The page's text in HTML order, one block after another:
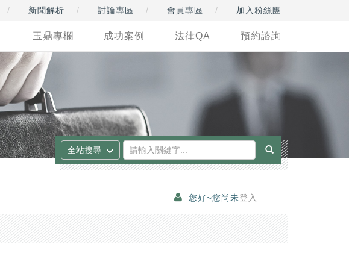
新聞解析 討論專區 會員專區 加入粉絲團
玉鼎專欄 成功案例 法律QA 預約諮詢
您好~您尚未登入